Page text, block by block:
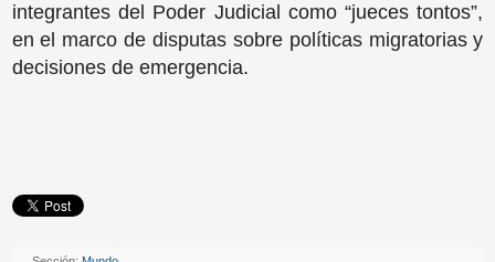
integrantes del Poder Judicial como “jueces tontos”,
en el marco de disputas sobre políticas migratorias y
decisiones de emergencia.